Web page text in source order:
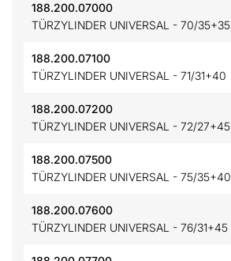
188.200.07000
TÜRZYLINDER UNIVERSAL - 70/35+35
188.200.07100
TÜRZYLINDER UNIVERSAL - 71/31+40
188.200.07200
TÜRZYLINDER UNIVERSAL - 72/27+45
188.200.07500
TÜRZYLINDER UNIVERSAL - 75/35+40
188.200.07600
TÜRZYLINDER UNIVERSAL - 76/31+45